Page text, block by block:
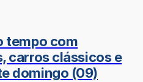
tempo com
carros clássicos e
domingo (09)